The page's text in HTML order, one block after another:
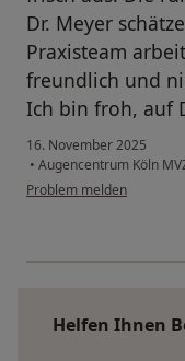
Dr. Meyer
Praxisteam
freundlich und
Ich bin froh, auf
16. November 2025
• Augencentrum Köln
Problem melden
Helfen Ihnen